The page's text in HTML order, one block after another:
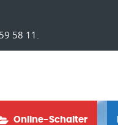
58 11.
Online-Schalter